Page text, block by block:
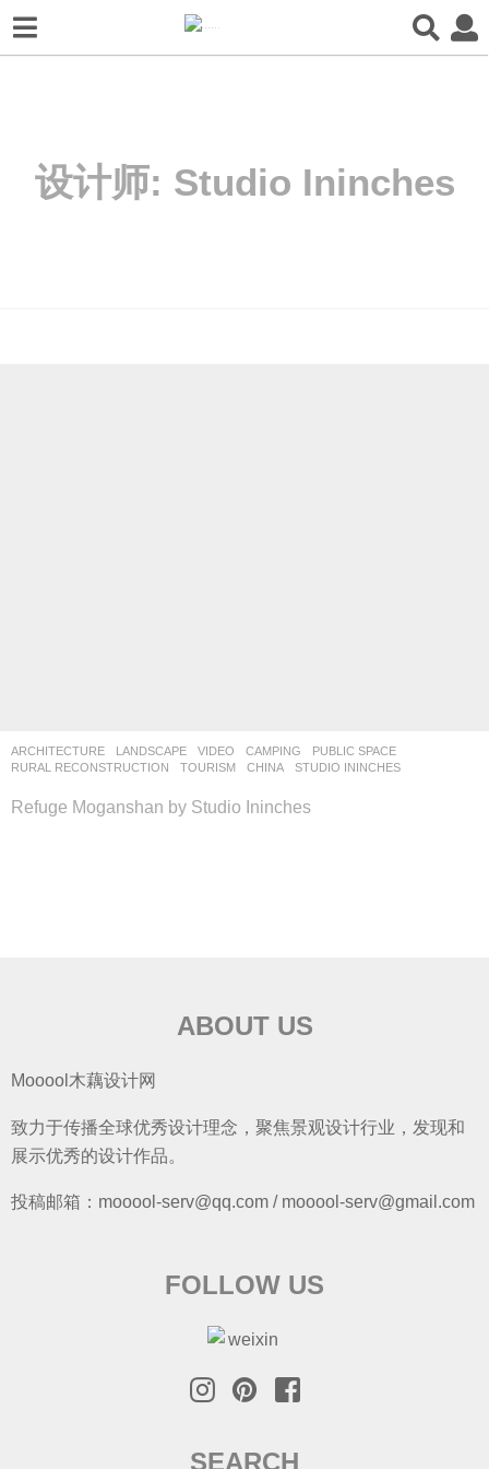
设计师: Studio Ininches
ARCHITECTURE ,LANDSCAPE VIDEO CAMPING ,PUBLIC SPACE
RURAL RECONSTRUCTION
,TOURISM CHINA STUDIO ININCHES
Refuge Moganshan by Studio Ininches
ABOUT US
Mooool木藕设计网
致力于传播全球优秀设计理念，聚焦景观设计行业，发现和
展示优秀的设计作品。
投稿邮箱：mooool-serv@qq.com / mooool-serv@gmail.com
FOLLOW US
SEARCH